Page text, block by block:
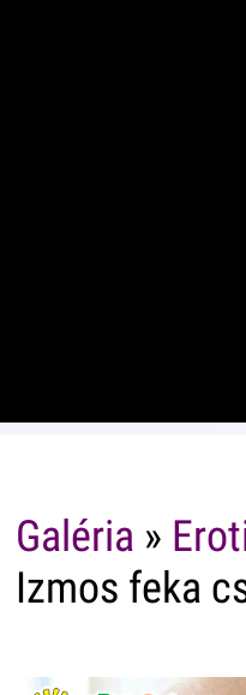
Galéria »
Izmos feka